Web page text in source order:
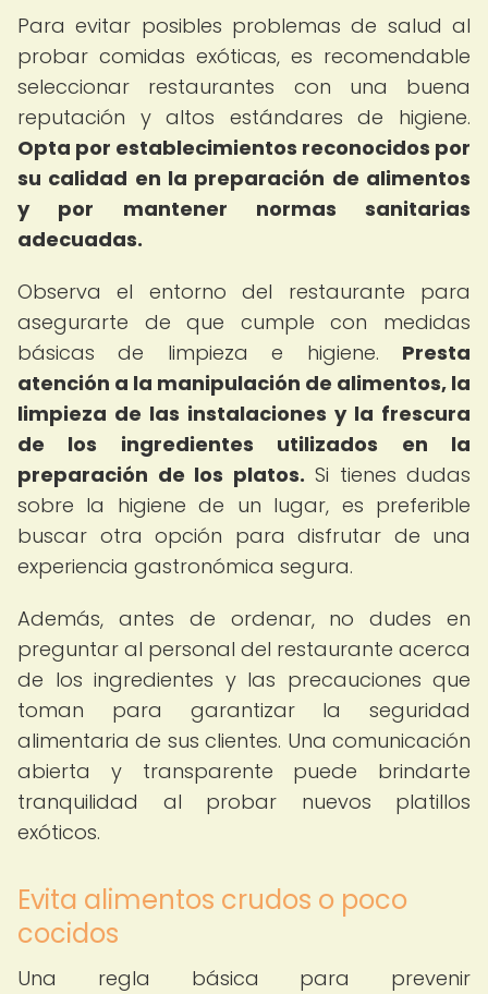
Para evitar posibles problemas de salud al
probar comidas exóticas, es recomendable
seleccionar restaurantes con una buena
reputación y altos estándares de higiene.
Opta por establecimientos reconocidos por
su calidad en la preparación de alimentos
y por mantener normas sanitarias
adecuadas.
Observa el entorno del restaurante para
asegurarte de que cumple con medidas
básicas de limpieza e higiene. Presta
atención a la manipulación de alimentos, la
limpieza de las instalaciones y la frescura
de los ingredientes utilizados en la
preparación de los platos. Si tienes dudas
sobre la higiene de un lugar, es preferible
buscar otra opción para disfrutar de una
experiencia gastronómica segura.
Además, antes de ordenar, no dudes en
preguntar al personal del restaurante acerca
de los ingredientes y las precauciones que
toman para garantizar la seguridad
alimentaria de sus clientes. Una comunicación
abierta y transparente puede brindarte
tranquilidad al probar nuevos platillos
exóticos.
Evita alimentos crudos o poco
cocidos
Una regla básica para prevenir